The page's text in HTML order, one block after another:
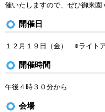
催いたしますので、ぜひ御来園
開催日
１２月１９日（金） ※ライト
開催時間
午後４時３０分から
会場